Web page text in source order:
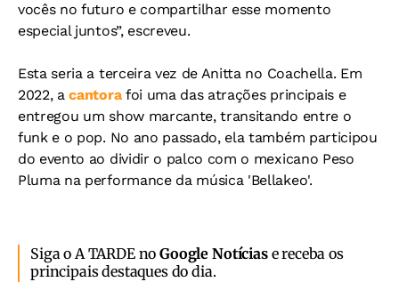
vocês no futuro e compartilhar esse momento
especial juntos”, escreveu.
Esta seria a terceira vez de Anitta no Coachella. Em
2022, acantorafoi uma das atrações principais e
entregou um show marcante, transitando entre o
funk e o pop. No ano passado, ela também participou
do evento ao dividir o palco com o mexicano Peso
Pluma na performance da música 'Bellakeo'.
Siga o A TARDE noGoogle Notíciase receba os
principais destaques do dia.